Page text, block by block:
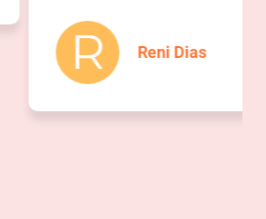
Reni Dias